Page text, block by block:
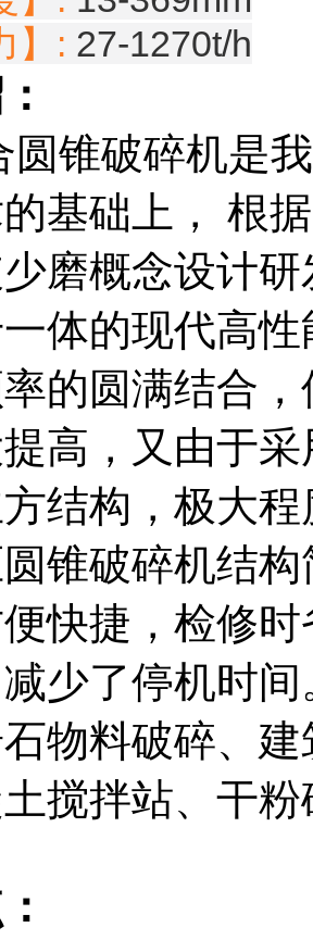
】: 27-1270t/h
圆锥破碎机是
基础上， 根
磨概念设计
体的现代高
的圆满结合
高，又由于
结构，极大
锥破碎机结
快捷，检修
少了停机时
物料破碎、
搅拌站、干